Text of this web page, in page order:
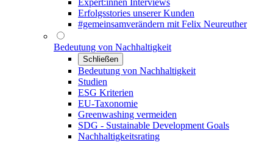
Expert:innen Interviews
Erfolgsstories unserer Kunden
#gemeinsamverändern mit Felix Neureuther
Bedeutung von Nachhaltigkeit
Schließen
Bedeutung von Nachhaltigkeit
Studien
ESG Kriterien
EU-Taxonomie
Greenwashing vermeiden
SDG - Sustainable Development Goals
Nachhaltigkeitsrating